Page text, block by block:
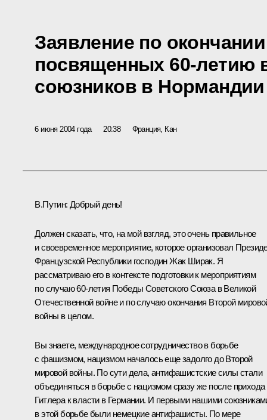
Заявление по
посвященных 60-летию
союзников в Нормандии
6 июня 2004 года 20:38 Франция, Кан
В.Путин: Добрый день!
Должен сказать, что, на мой взгляд, это очень правильное
и своевременное мероприятие, которое организовал
Французской Республики господин Жак Ширак. Я
рассматриваю его в контексте подготовки к мероприятиям
по случаю 60-летия Победы Советского Союза в Великой
Отечественной войне и по случаю окончания Второй
войны в целом.
Вы знаете, международное сотрудничество в борьбе
с фашизмом, нацизмом началось еще задолго до Второй
мировой войны. По сути дела, антифашистские силы стали
объединяться в борьбе с нацизмом сразу же после прихода
Гитлера к власти в Германии. И первыми нашими
в этой борьбе были немецкие антифашисты. По мере